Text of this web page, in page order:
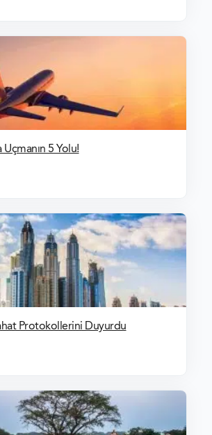
5 Yolu!
Protokollerini Duyurdu